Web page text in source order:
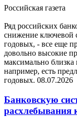
Российская газета
Ряд российских
снижение ключевой
годовых, - все еще
довольно высокие
максимально
например, есть
годовых. 08.07.2026
Банковскую
расхлебывания